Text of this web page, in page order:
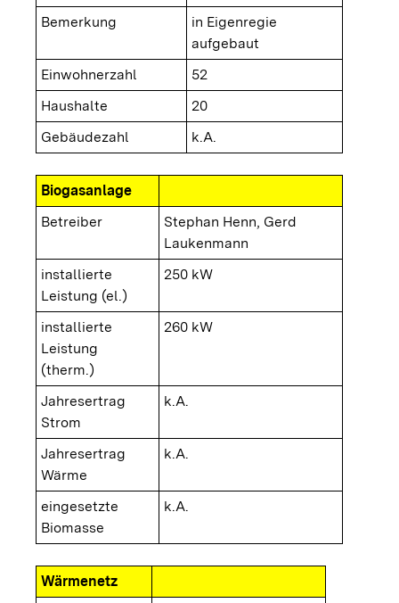
Bemerkung
in Eigenregie
aufgebaut
Einwohnerzahl
52
Haushalte
20
Gebäudezahl
k.A.
Biogasanlage
Betreiber
Stephan Henn, Gerd
Laukenmann
installierte
Leistung (el.)
250 kW
installierte
Leistung
(therm.)
260 kW
Jahresertrag
Strom
k.A.
Jahresertrag
Wärme
k.A.
eingesetzte
Biomasse
k.A.
Wärmenetz